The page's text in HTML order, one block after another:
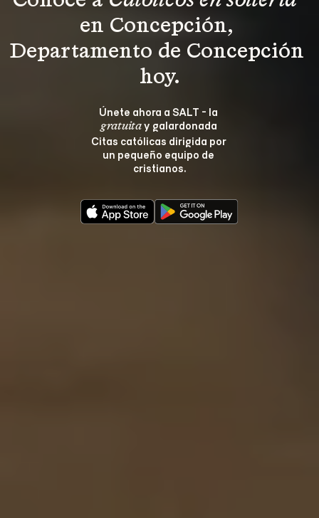
en Concepción,
Departamento de Concepción
hoy.
Únete ahora a SALT - la
gratuita y galardonada
Citas católicas dirigida por
un pequeño equipo de
cristianos.